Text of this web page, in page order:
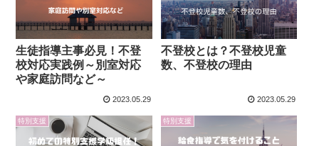
生徒指導主事必見！不登
校対応実践例～別室対応
や家庭訪問など～
2023.05.29
不登校とは？不登校児童
数、不登校の理由
2023.05.29
特別支援 特別支援